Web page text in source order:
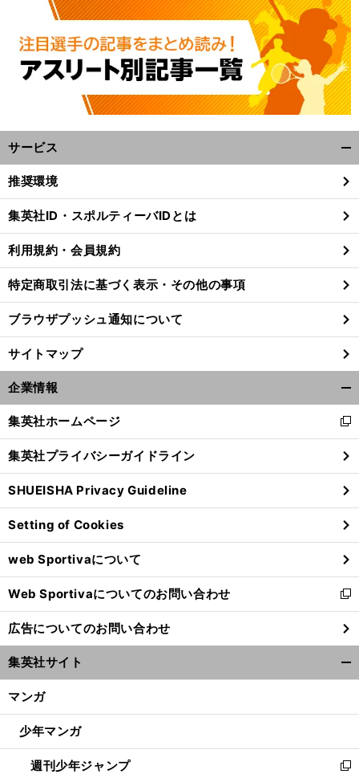
反」軸」万」々
前
へ
サービス
閉
る
推奨環境
集英社ID・スポルティーバIDとは
利用規約・会員規約
特定商取引法に基づく表示・その他の事項
ブラウザプッシュ通知について
サイトマップ
企業情報
閉
る
集英社ホームページ
新
し
い
ウ
ィ
ン
ド
ウ
で
開
く
集英社プライバシーガイドライン
SHUEISHA Privacy Guideline
Setting of Cookies
web Sportivaについて
Web Sportivaについてのお問い合わせ
新
し
い
ウ
ィ
ン
ウ
開
く
広告についてのお問い合わせ
集英社サイト
マンガ
少年マンガ
週刊少年ジャンプ
新